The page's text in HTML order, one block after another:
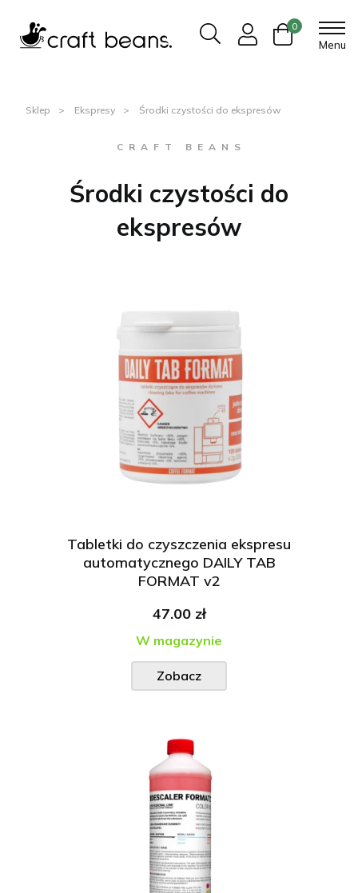
Menu
0
Sklep Ekspresy Środki czystości do ekspresów
C R A F T B E A N S
Środki czystości do
ekspresów
Tabletki do czyszczenia ekspresu
automatycznego DAILY TAB
FORMAT v2
47.00 zł
W magazynie
Zobacz